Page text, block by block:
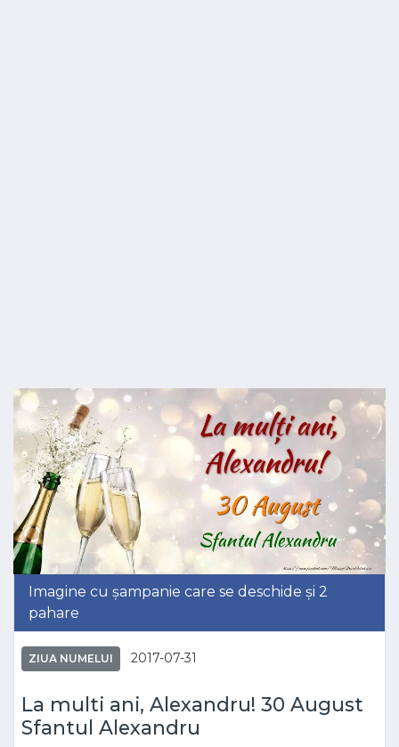
Imagine cu șampanie care se deschide și 2
pahare
ZIUA NUMELUI 2017-07-31
La multi ani, Alexandru! 30 August
Sfantul Alexandru